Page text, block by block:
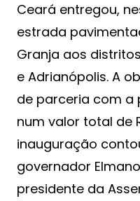
Ceará entregou,
estrada
Granja aos
e Adrianópolis. A
de parceria com a
num valor total de
inauguração
governador
presidente da